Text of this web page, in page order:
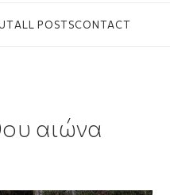
ALL POSTSCONTACT
αιώνα